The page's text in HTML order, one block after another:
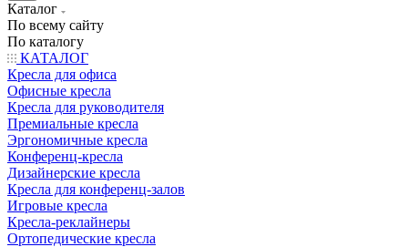
Каталог
По всему сайту
По каталогу
КАТАЛОГ
Кресла для офиса
Офисные кресла
Кресла для руководителя
Премиальные кресла
Эргономичные кресла
Конференц-кресла
Дизайнерские кресла
Кресла для конференц-залов
Игровые кресла
Кресла-реклайнеры
Ортопедические кресла